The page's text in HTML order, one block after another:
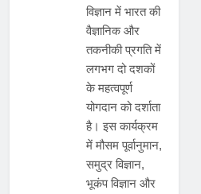
विज्ञान में भारत की
वैज्ञानिक और
तकनीकी प्रगति में
लगभग दो दशकों
के महत्वपूर्ण
योगदान को दर्शाता
है। इस कार्यक्रम
में मौसम पूर्वानुमान,
समुद्र विज्ञान,
भूकंप विज्ञान और